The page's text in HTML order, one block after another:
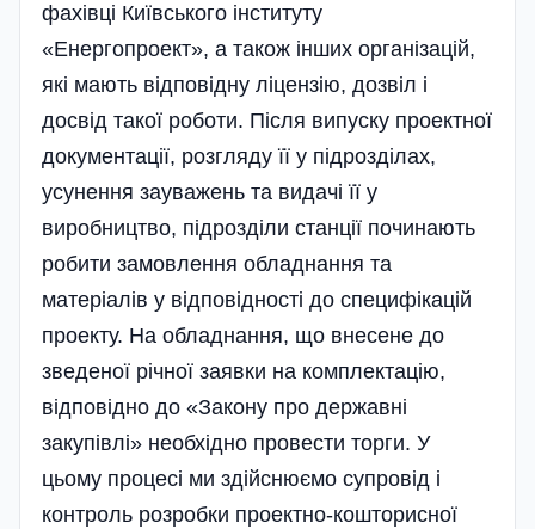
фахівці Київського інституту
«Енергопроект», а також інших організацій,
які мають відповідну ліцензію, дозвіл і
досвід такої роботи. Після випуску проектної
документації, розгляду її у підрозділах,
усунення зауважень та видачі її у
виробництво, підрозділи станції починають
робити замовлення обладнання та
матеріалів у відповідності до специфікацій
проекту. На обладнання, що внесене до
зведеної річної заявки на комплектацію,
відповідно до «Закону про державні
закупівлі» необхідно провести торги. У
цьому процесі ми здійснюємо супровід і
контроль розробки проектно-кошторисної